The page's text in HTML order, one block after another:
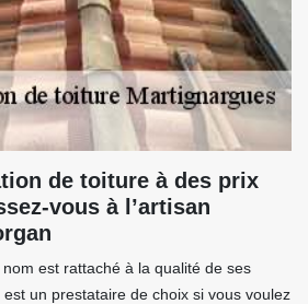
de toiture à des prix
vous à l’artisan
est rattaché à la qualité de ses
un prestataire de choix si vous voulez